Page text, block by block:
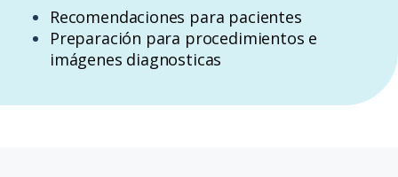
Recomendaciones para pacientes
Preparación para procedimientos e
imágenes diagnosticas